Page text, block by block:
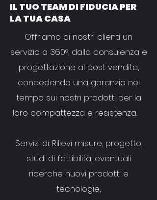
IL TUO TEAM DI FIDUCIA PER
LA TUA CASA
Offriamo ai nostri clienti un
servizio a 360°, dalla consulenza e
progettazione al post vendita,
concedendo una garanzia nel
tempo sui nostri prodotti per la
loro compattezza e resistenza.
Servizi di: Rilievi misure, progetto,
studi di fattibilità, eventuali
ricerche nuovi prodotti e
tecnologie,